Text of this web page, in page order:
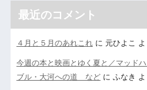
最近のコメント
４月と５月のあれこれに 元ひよこ よ
今週の本と映画とゆく夏と／マッド
ブル・大河への道 などに ふなき よ